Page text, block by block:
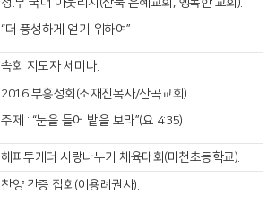
“더 풍성하게 얻기 위하여”
속회 지도자 세미나.
2016 부흥성회(조재진목사/산곡교회)
주제 : “눈을 들어 밭을 보라”(요 4:35)
해피투게더 사랑나누기 체육대회(마천초등학교).
찬양 간증 집회(이용례권사).